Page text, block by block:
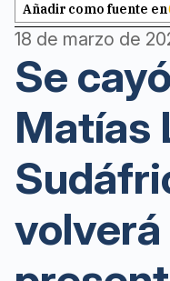
Añadir como fuente en
18 de marzo de
Se
Matías
volverá